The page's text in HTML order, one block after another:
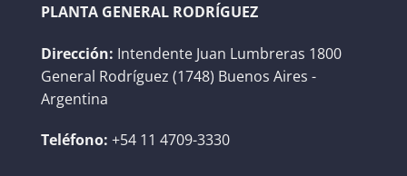
PLANTA GENERAL RODRÍGUEZ
Dirección: Intendente Juan Lumbreras 1800
General Rodríguez (1748) Buenos Aires -
Argentina
Teléfono: +54 11 4709-3330